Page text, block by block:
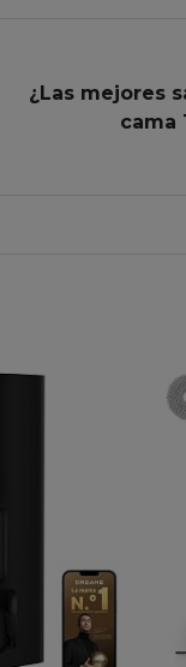
¿Las mejores
cama